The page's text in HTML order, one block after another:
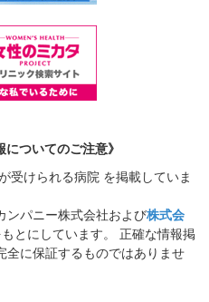
についてのご注意》
受けられる病院 を掲載していま
ンパニー株式会社および株式会
とにしています。 正確な情報掲
全に保証するものではありませ